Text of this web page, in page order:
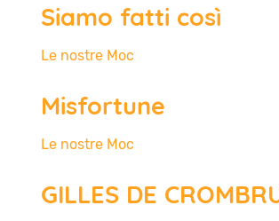
Siamo fatti così
Le nostre Moc
Misfortune
Le nostre Moc
GILLES DE